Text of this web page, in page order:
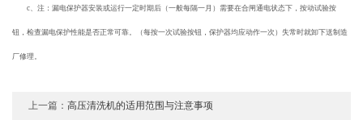
c、注：漏电保护器安装或运行一定时期后（一般每隔一月）需要在合闸通电状态下，按动试验按
钮，检查漏电保护性能是否正常可靠。（每按一次试验按钮，保护器均应动作一次）失常时就卸下送制造
厂修理。
上一篇：高压清洗机的适用范围与注意事项